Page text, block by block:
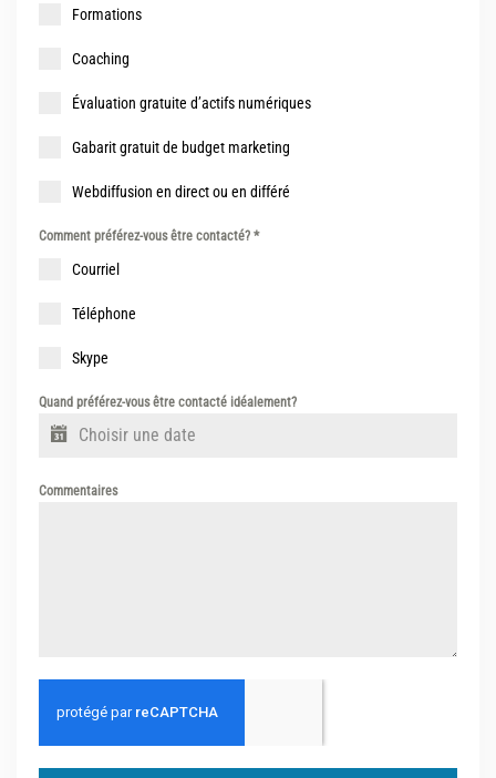
Formations
Coaching
Évaluation gratuite d’actifs numériques
Gabarit gratuit de budget marketing
Webdiffusion en direct ou en différé
Comment préférez-vous être contacté? *
Courriel
Téléphone
Skype
Quand préférez-vous être contacté idéalement?
Commentaires